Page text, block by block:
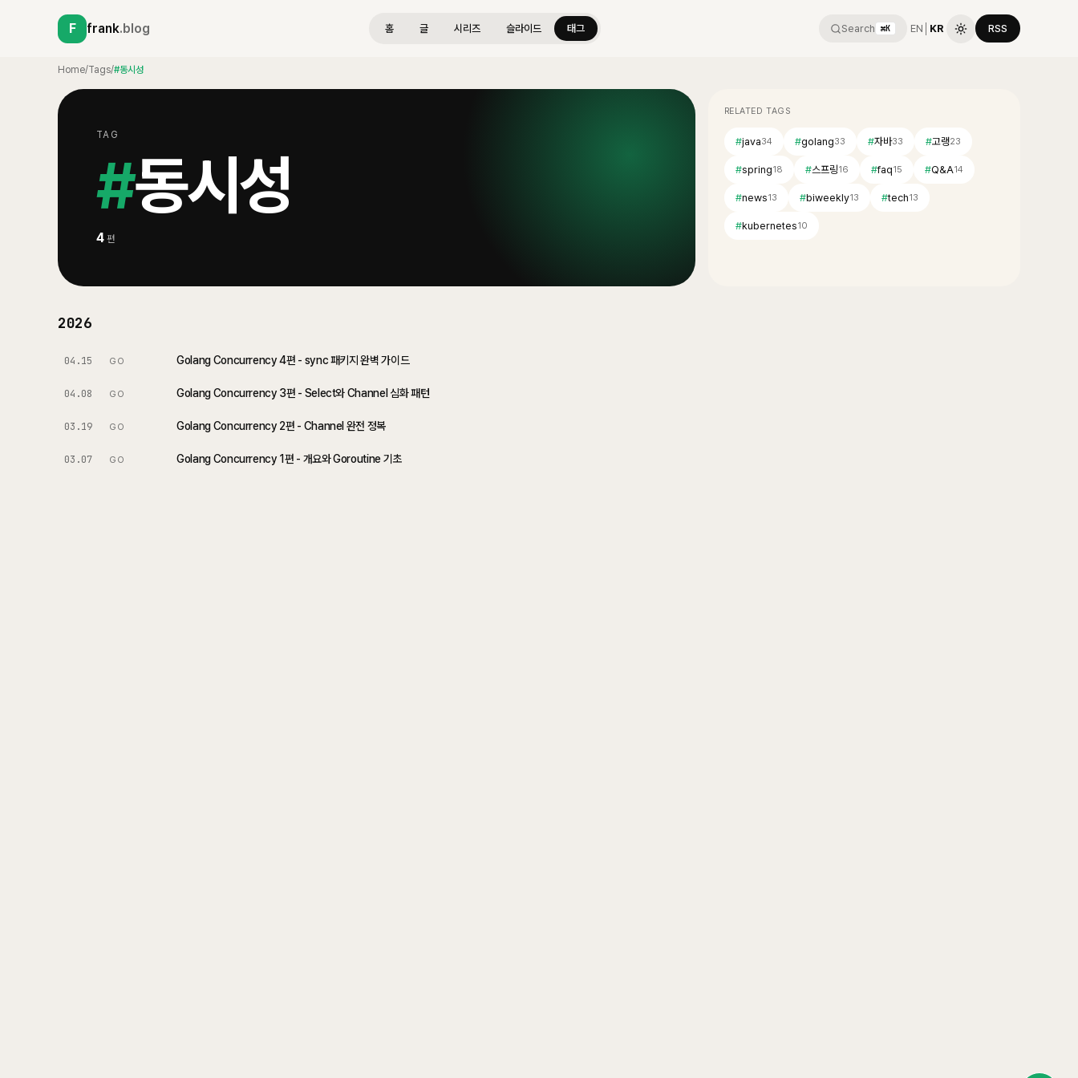
F frank.blog 홈 글 시리즈 슬라이드 태그 Search ⌘K EN KR RSS
Home/Tags/#동시성
TAG
#동시성
4 편
RELATED TAGS
#java34 #golang33 #자바33 #고랭23
#spring18 #스프링16 #faq15 #Q&A14
#news13 #biweekly13 #tech13
#kubernetes10
2026
04.15 GO Golang Concurrency 4편 - sync 패키지 완벽 가이드
04.08 GO Golang Concurrency 3편 - Select와 Channel 심화 패턴
03.19 GO Golang Concurrency 2편 - Channel 완전 정복
03.07 GO Golang Concurrency 1편 - 개요와 Goroutine 기초